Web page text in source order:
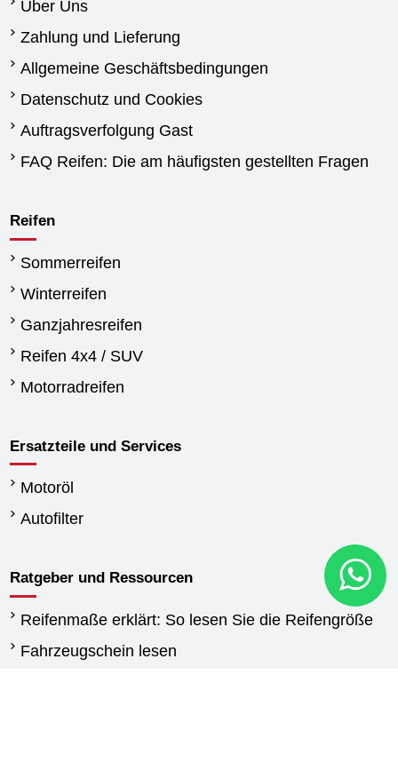
Über Uns
Zahlung und Lieferung
Allgemeine Geschäftsbedingungen
Datenschutz und Cookies
Auftragsverfolgung Gast
FAQ Reifen: Die am häufigsten gestellten Fragen
Reifen
Sommerreifen
Winterreifen
Ganzjahresreifen
Reifen 4x4 / SUV
Motorradreifen
Ersatzteile und Services
Motoröl
Autofilter
Ratgeber und Ressourcen
Reifenmaße erklärt: So lesen Sie die Reifengröße
Fahrzeugschein lesen